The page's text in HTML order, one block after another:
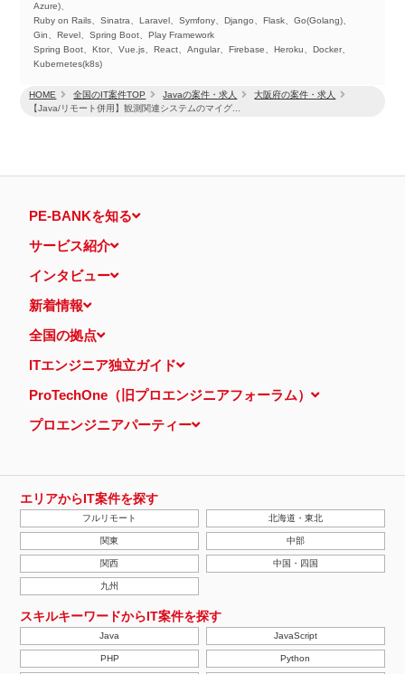
HOME 全国のIT案件TOP Javaの案件・求人
大阪府の案件・求人
【Java/リモート併用】観測関連システムのマイグ...
Azure)、
Ruby on Rails、Sinatra、Laravel、Symfony、Django、Flask、Go(Golang)、
Gin、Revel、Spring Boot、Play Framework
Spring Boot、Ktor、Vue.js、React、Angular、Firebase、Heroku、Docker、
Kubernetes(k8s)
PE-BANKを知る
サービス紹介
インタビュー
新着情報
全国の拠点
ITエンジニア独立ガイド
ProTechOne（旧プロエンジニアフォーラム）
プロエンジニアパーティー
エリアからIT案件を探す
フルリモート 北海道・東北
関東 中部
関西 中国・四国
九州
スキルキーワードからIT案件を探す
Java JavaScript
PHP Python